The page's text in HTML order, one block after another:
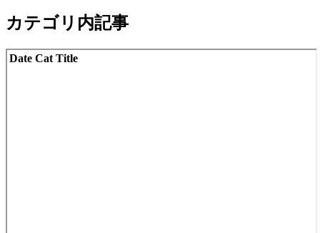
カテゴリ内記事